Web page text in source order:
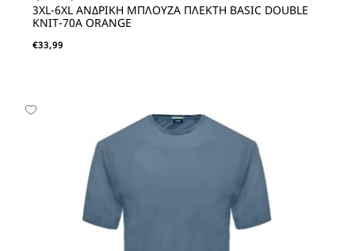
3XL-6XL ΑΝΔΡΙΚΗ ΜΠΛΟΥΖΑ ΠΛΕΚΤΗ BASIC DOUBLE
KNIT-70A ORANGE
€33,99